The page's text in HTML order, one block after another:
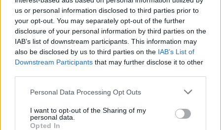
us or personal information disclosed to third parties prior to
your opt-out. You may separately opt-out of the further
disclosure of your personal information by third parties on the
IAB’s list of downstream participants. This information may
also be disclosed by us to third parties on the IAB’s List of
Downstream Participants that may further disclose it to other
Personal Data Processing Opt Outs
I want to opt-out of the Sharing of my
personal data.
Opted In
Placa improvisada pede civismo, sacos respondem
no passeio
7/08/2026